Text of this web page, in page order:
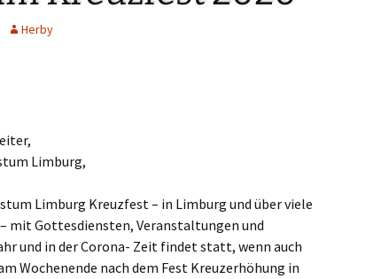
Stadtkirche Frankfurt
(ext. Link)
Haus am Dom (ext. Link)
2021
Unser Wochenwort
Herby
Limburg,
Limburg Kreuzfest – in Limburg und über viele
mit Gottesdiensten, Veranstaltungen und
und in der Corona- Zeit findet statt, wenn auch
Wochenende nach dem Fest Kreuzerhöhung in